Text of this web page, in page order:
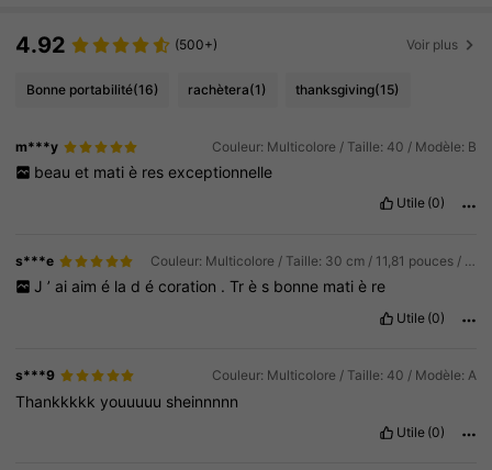
4.92 (500+) Voir plus
Bonne portabilité(16) rachètera(1) thanksgiving(15)
m***y Couleur: Multicolore / Taille: 40 / Modèle: B
beau et mati è res exceptionnelle
Utile (0)
s***e Couleur: Multicolore / Taille: 30 cm / 11,81 pouces / Modèle: Panneau de bienvenue colibri
J ’ ai aim é la d é coration . Tr è s bonne mati è re
Utile (0)
s***9 Couleur: Multicolore / Taille: 40 / Modèle: A
Thankkkkkyouuuuu sheinnnnn
Utile (0)